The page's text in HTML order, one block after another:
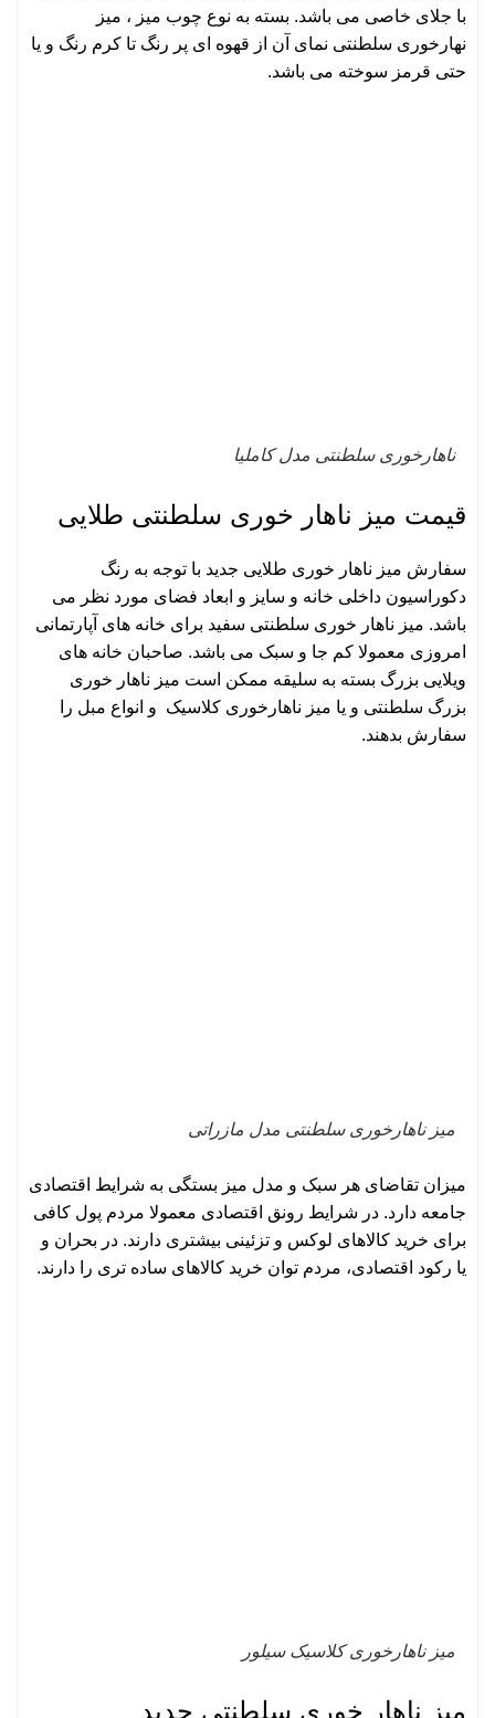
با جلای خاصی می باشد. بسته به نوع چوب میز ، میز
نهارخوری سلطنتی نمای آن از قهوه ای پر رنگ تا کرم رنگ و یا
حتی قرمز سوخته می باشد.
ناهارخوری سلطنتی مدل کاملیا
قیمت میز ناهار خوری سلطنتی طلایی
سفارش میز ناهار خوری طلایی جدید با توجه به رنگ
دکوراسیون داخلی خانه و سایز و ابعاد فضای مورد نظر می
باشد. میز ناهار خوری سلطنتی سفید برای خانه های آپارتمانی
امروزی معمولا کم جا و سبک می باشد. صاحبان خانه های
ویلایی بزرگ بسته به سلیقه ممکن است میز ناهار خوری
بزرگ سلطنتی و یا میز ناهارخوری کلاسیک و انواع مبل را
سفارش بدهند.
میز ناهارخوری سلطنتی مدل مازراتی
میزان تقاضای هر سبک و مدل میز بستگی به شرایط اقتصادی
جامعه دارد. در شرایط رونق اقتصادی معمولا مردم پول کافی
برای خرید کالاهای لوکس و تزئینی بیشتری دارند. در بحران و
یا رکود اقتصادی، مردم توان خرید کالاهای ساده تری را دارند.
میز ناهارخوری کلاسیک سیلور
میز ناهار خوری سلطنتی جدید